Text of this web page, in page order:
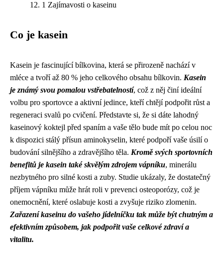
1 Zajímavosti o kaseinu
Co je kasein
Kasein je fascinující bílkovina, která se přirozeně nachází v
mléce a tvoří až 80 % jeho celkového obsahu bílkovin. Kasein
je známý svou pomalou vstřebatelností, což z něj činí ideální
volbu pro sportovce a aktivní jedince, kteří chtějí podpořit růst a
regeneraci svalů po cvičení. Představte si, že si dáte lahodný
kaseinový koktejl před spaním a vaše tělo bude mít po celou noc
k dispozici stálý přísun aminokyselin, které podpoří vaše úsilí o
budování silnějšího a zdravějšího těla. Kromě svých sportovních
benefitů je kasein také skvělým zdrojem vápníku, minerálu
nezbytného pro silné kosti a zuby. Studie ukázaly, že dostatečný
příjem vápníku může hrát roli v prevenci osteoporózy, což je
onemocnění, které oslabuje kosti a zvyšuje riziko zlomenin.
Zařazení kaseinu do vašeho jídelníčku tak může být chutným a
efektivním způsobem, jak podpořit vaše celkové zdraví a
vitalitu.